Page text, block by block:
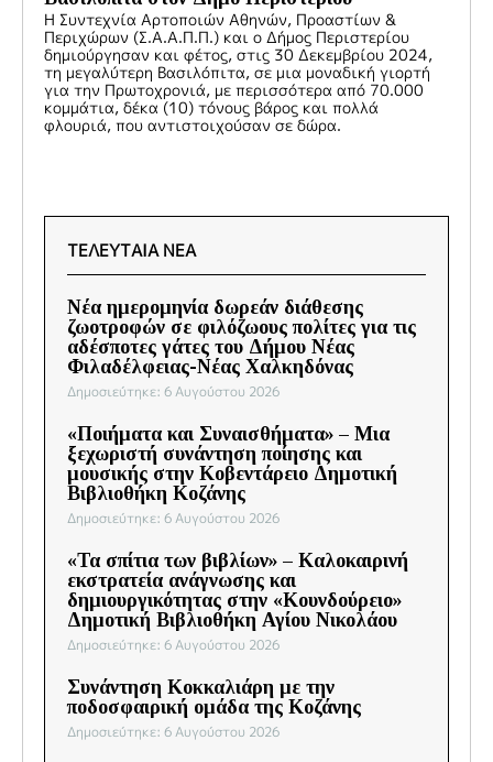
Η Συντεχνία Αρτοποιών Αθηνών, Προαστίων &
Περιχώρων (Σ.Α.Α.Π.Π.) και ο Δήμος Περιστερίου
δημιούργησαν και φέτος, στις 30 Δεκεμβρίου 2024,
τη μεγαλύτερη Βασιλόπιτα, σε μια μοναδική γιορτή
για την Πρωτοχρονιά, με περισσότερα από 70.000
κομμάτια, δέκα (10) τόνους βάρος και πολλά
φλουριά, που αντιστοιχούσαν σε δώρα.
ΤΕΛΕΥΤΑΙΑ ΝΕΑ
Νέα ημερομηνία δωρεάν διάθεσης
ζωοτροφών σε φιλόζωους πολίτες για τις
αδέσποτες γάτες του Δήμου Νέας
Φιλαδέλφειας-Νέας Χαλκηδόνας
Δημοσιεύτηκε: 6 Αυγούστου 2026
«Ποιήματα και Συναισθήματα» – Μια
ξεχωριστή συνάντηση ποίησης και
μουσικής στην Κοβεντάρειο Δημοτική
Βιβλιοθήκη Κοζάνης
Δημοσιεύτηκε: 6 Αυγούστου 2026
«Τα σπίτια των βιβλίων» – Καλοκαιρινή
εκστρατεία ανάγνωσης και
δημιουργικότητας στην «Κουνδούρειο»
Δημοτική Βιβλιοθήκη Αγίου Νικολάου
Δημοσιεύτηκε: 6 Αυγούστου 2026
Συνάντηση Κοκκαλιάρη με την
ποδοσφαιρική ομάδα της Κοζάνης
Δημοσιεύτηκε: 6 Αυγούστου 2026